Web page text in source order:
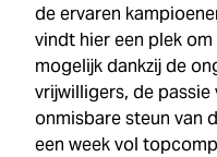
de ervaren
vindt hier een plek
mogelijk dankzij de
vrijwilligers, de passie
onmisbare steun van
een week vol